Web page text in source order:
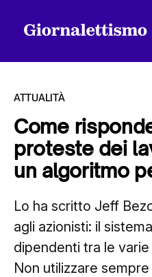
Tutti gli articoli
Chi siamo
Contatti
ATTUALITÀ
Come
proteste dei
un algoritmo
Lo ha scritto Jeff
agli azionisti: il
dipendenti tra le
Non utilizzare